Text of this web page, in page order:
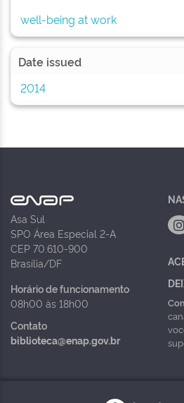
well-being at work
Date issued
2014
Asa Sul
SPO Área Especial 2-A
CEP 70.610-900
Brasília/DF
Horário de funcionamento
08h00 às 18h00
Contato
biblioteca@enap.gov.br